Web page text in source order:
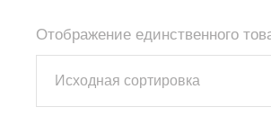
Отображение единственного
Исходная сортировка